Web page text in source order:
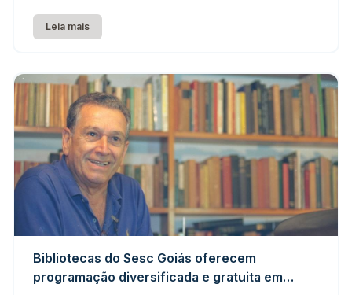
Leia mais
Bibliotecas do Sesc Goiás oferecem
programação diversificada e gratuita em